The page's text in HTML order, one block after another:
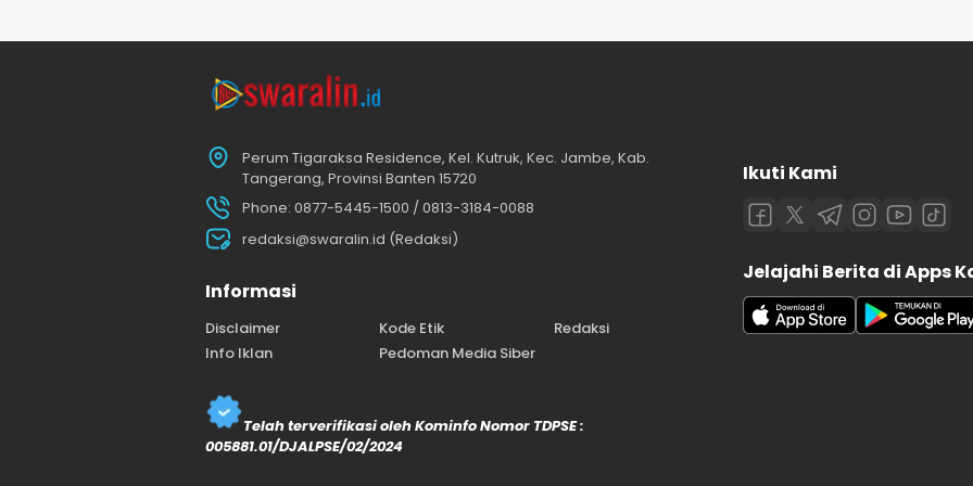
Perum Tigaraksa Residence, Kel. Kutruk, Kec. Jambe, Kab.
Tangerang, Provinsi Banten 15720
Phone: 0877-5445-1500 / 0813-3184-0088
redaksi@swaralin.id (Redaksi)
Informasi
Disclaimer Kode Etik
Redaksi
Info Iklan
Pedoman Media Siber
Telah terverifikasi oleh Kominfo Nomor TDPSE :
005881.01/DJALPSE/02/2024
Ikuti Kami
Jelajahi Berita di Apps